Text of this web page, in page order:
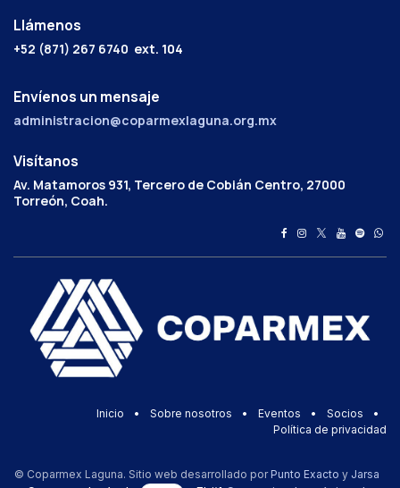
Llámenos
+52 (871) 267 6740 ext. 104
Envíenos un mensaje
administracion@coparmexlaguna.org.mx
Visítanos
Av. Matamoros 931, Tercero de Cobián Centro, 27000
Torreón, Coah.
Inicio • Sobre nosotros • Eventos • Socios
•
Política de privacidad
© Coparmex Laguna. Sitio web desarrollado por Punto Exacto y Jarsa